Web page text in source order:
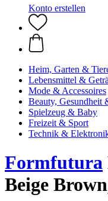
Konto erstellen
Heim, Garten &
Lebensmittel &
Mode & Accessoires
Beauty, Gesundheit
Spielzeug & Baby
Freizeit & Sport
Technik &
Formfutura
Beige